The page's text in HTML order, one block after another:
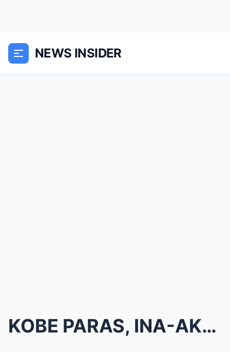
NEWS INSIDER
KOBE PARAS, INA-AKUSAHANG MAY MILYON-MILYONG UTANG...